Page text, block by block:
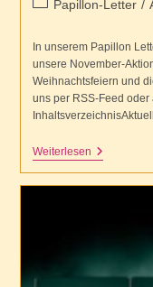
Papillon-Letter /
In unserem Papillon
unsere November-
Weihnachtsfeiern und
uns per RSS-Feed
WeiterlesenPapillon